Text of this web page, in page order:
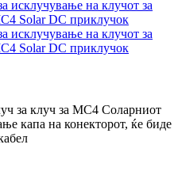
за клуч за MC4 Соларниот
капа на конекторот, ќе биде